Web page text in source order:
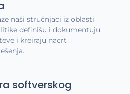
naši stručnjaci iz oblasti
definišu i dokumentuju
i kreiraju nacrt
softverskog